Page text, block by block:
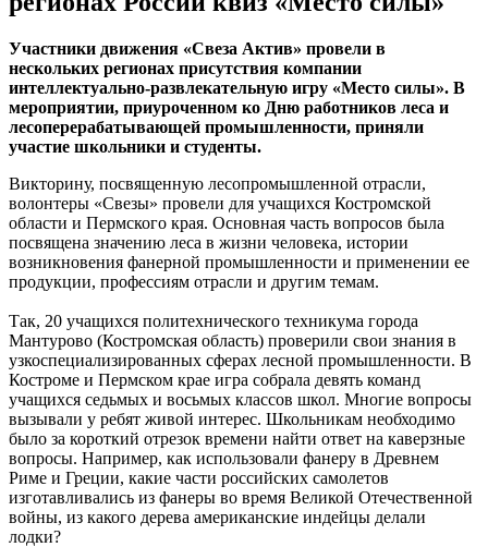
Участники движения «Свеза Актив» провели в
нескольких регионах присутствия компании
интеллектуально-развлекательную игру «Место силы». В
мероприятии, приуроченном ко Дню работников леса и
лесоперерабатывающей промышленности, приняли
участие школьники и студенты.
Викторину, посвященную лесопромышленной отрасли,
волонтеры «Свезы» провели для учащихся Костромской
области и Пермского края. Основная часть вопросов была
посвящена значению леса в жизни человека, истории
возникновения фанерной промышленности и применении ее
продукции, профессиям отрасли и другим темам.
Так, 20 учащихся политехнического техникума города
Мантурово (Костромская область) проверили свои знания в
узкоспециализированных сферах лесной промышленности. В
Костроме и Пермском крае игра собрала девять команд
учащихся седьмых и восьмых классов школ. Многие вопросы
вызывали у ребят живой интерес. Школьникам необходимо
было за короткий отрезок времени найти ответ на каверзные
вопросы. Например, как использовали фанеру в Древнем
Риме и Греции, какие части российских самолетов
изготавливались из фанеры во время Великой Отечественной
войны, из какого дерева американские индейцы делали
лодки?